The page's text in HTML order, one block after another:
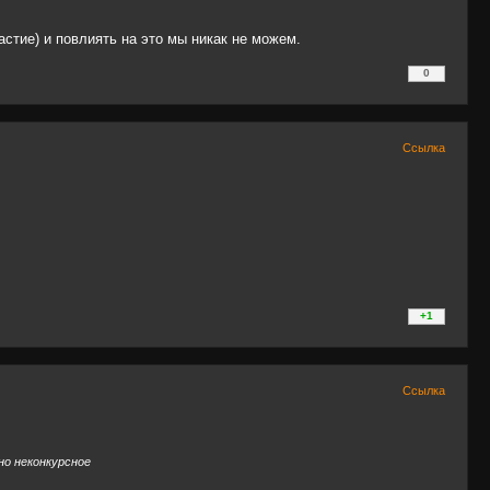
и повлиять на это мы никак не можем.
0
/
Ссылка
+1
+0/
Ссылка
неконкурсное